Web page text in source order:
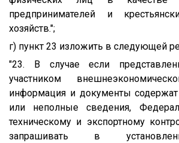
предпринимателей и
хозяйств.";
г) пункт 23 изложить в следующей
"23. В случае если
участником
информация и документы
или неполные сведения,
техническому и экспортному
запрашивать в